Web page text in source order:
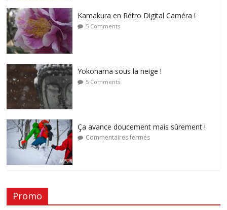
Kamakura en Rétro Digital Caméra !
5 Comments
Yokohama sous la neige !
5 Comments
Ça avance doucement mais sûrement !
Commentaires fermés
Promo